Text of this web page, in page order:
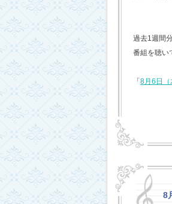
過去1週間
番組を聴い
「 8月6日（
8